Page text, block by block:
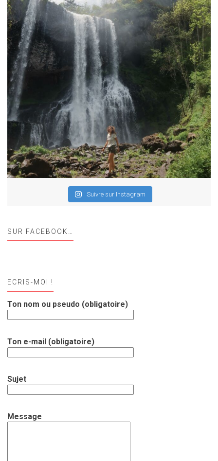
Suivre sur Instagram
SUR FACEBOOK…
ECRIS-MOI !
Ton nom ou pseudo (obligatoire)
Ton e-mail (obligatoire)
Sujet
Message